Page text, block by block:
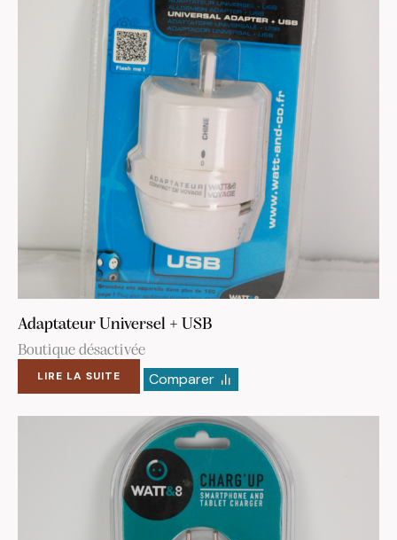
Adaptateur Universel + USB
Boutique désactivée
LIRE LA SUITE Comparer